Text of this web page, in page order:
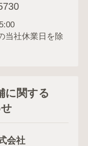
当社休業日を除
に関する
会社